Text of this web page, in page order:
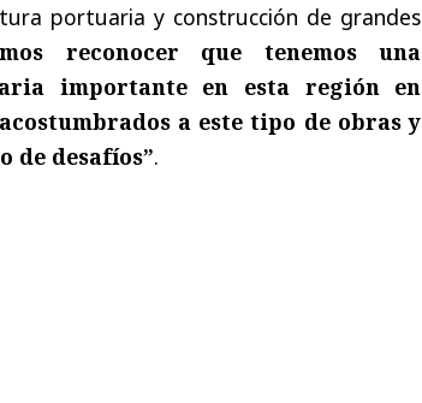
portuaria y construcción de grandes
reconocer que tenemos una
importante en esta región en
a este tipo de obras y
de desafíos”.